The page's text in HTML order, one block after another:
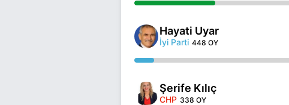
Hayati Uyar
İyi Parti 448 OY
Şerife Kılıç
CHP 338 OY